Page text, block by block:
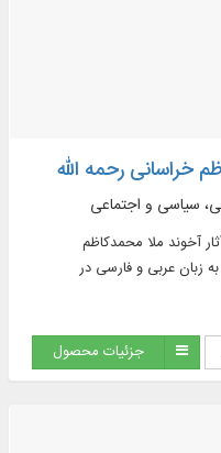
خراسانی رحمه الله
کتاب در 207 جلد از آثار آخوند ملا محمدکاظم
به زبان عربی و فارسی در
جزئیات محصول